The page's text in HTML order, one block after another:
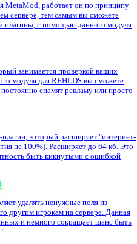
MetaMod, работает он по принципу
сервере, тем самым вы сможете
плагины, с помощью данного модуля
занимается проверкой ваших
модуля для REHLDS вы сможете
спамят рекламу или просто
который расширяет "интернет-
не 100%). Расширяет до 64 кб. Это
быть кикнутыми с ошибкой
удалять ненужные поля из
другим игрокам на сервере. Данная
и немного сокращает шанс быть